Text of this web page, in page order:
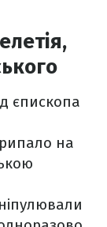
єпископа
на